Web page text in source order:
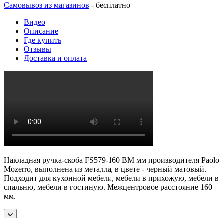
Самовывоз из магазинов - бесплатно
Видео
Описание
Где купить
Отзывы
Доставка и оплата
Накладная ручка-скоба FS579-160 BM мм производителя Paolo
Mozerro, выполнена из металла, в цвете - черный матовый.
Подходит для кухонной мебели, мебели в прихожую, мебели в
спальню, мебели в гостиную. Межцентровое расстояние 160
мм.